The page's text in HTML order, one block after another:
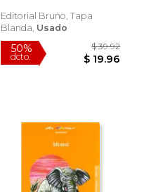
Madrid, Navarra, País
Vasco
Editorial Bruño, Tapa
Blanda, Usado